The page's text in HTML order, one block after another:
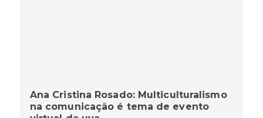
Ana Cristina Rosado: Multiculturalismo
na comunicação é tema de evento